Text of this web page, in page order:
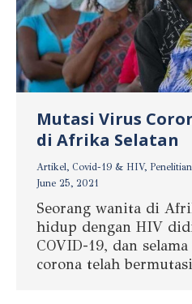
Mutasi Virus
di Afrika Selatan
Artikel, Covid-19 & HIV, Penelitian
June 25, 2021
Seorang wanita di
hidup dengan HIV
COVID-19, dan
corona telah